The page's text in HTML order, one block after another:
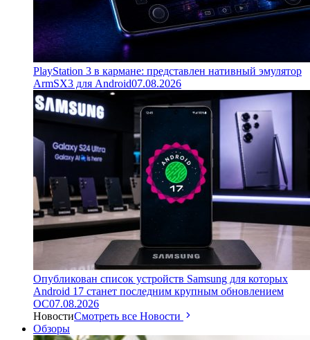
PlayStation 3 в кармане: представлен нативный эмулятор
ArmSX3 для Android07.08.2026
Опубликован список устройств Samsung для которых
Android 17 станет последним крупным обновлением
ОС07.08.2026
НовостиСмотреть все Новости
Обзоры